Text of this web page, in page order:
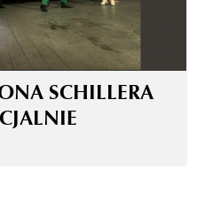
SCHILLERA